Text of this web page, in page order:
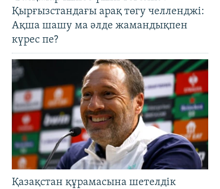
Қырғызстандағы арақ төгу челленджі:
Ақша шашу ма әлде жамандықпен
күрес пе?
Қазақстан құрамасына шетелдік